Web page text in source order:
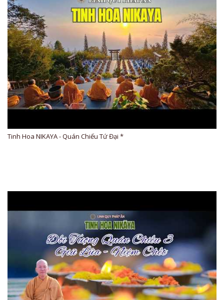
Tinh Hoa NIKAYA - Quán Chiếu Tứ Đại *